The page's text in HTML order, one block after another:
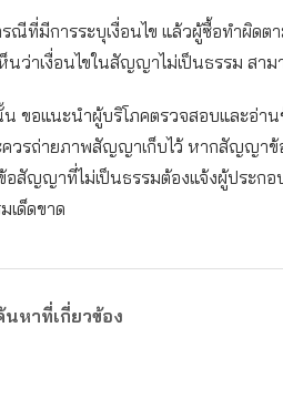
ณีที่มีการระบุเงื่อนไข แล้วผู้ซื้อทำผิดต
นว่าเงื่อนไขในสัญญาไม่เป็นธรรม สาม
ขอแนะนำผู้บริโภคตรวจสอบและอ่า
วรถ่ายภาพสัญญาเก็บไว้ หากสัญญาข้
สัญญาที่ไม่เป็นธรรมต้องแจ้งผู้ประก
เด็ดขาด
นหาที่เกี่ยวข้อง